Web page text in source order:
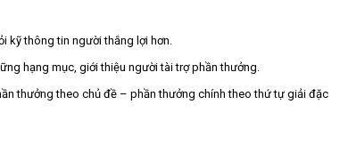
kỹ thông tin người thắng lợi hơn.
hạng mục, giới thiệu người tài trợ phần thưởng.
thưởng theo chủ đề – phần thưởng chính theo thứ tự giải đặc